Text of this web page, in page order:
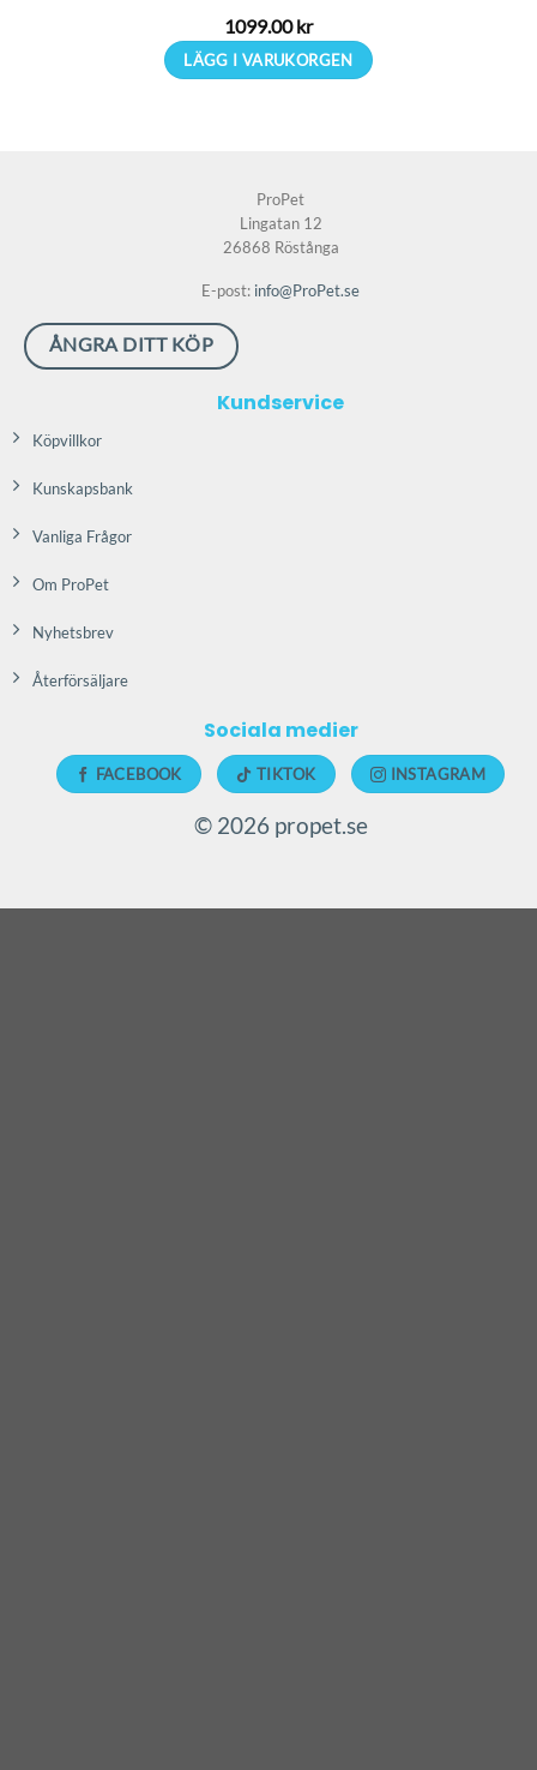
1099.00kr
LÄGG I VARUKORGEN
ProPet
Lingatan 12
26868 Röstånga
E-post: info@ProPet.se
ÅNGRA DITT KÖP
Kundservice
Köpvillkor
Kunskapsbank
Vanliga Frågor
Om ProPet
Nyhetsbrev
Återförsäljare
Sociala medier
FACEBOOK TIKTOK INSTAGRAM
© 2026 propet.se